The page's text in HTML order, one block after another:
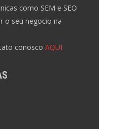
como SEM e SEO
o seu negocio na
conoscoAQUI